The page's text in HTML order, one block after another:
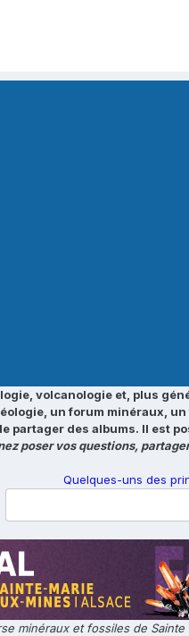
volcanologie et, plus
un forum minéraux,
des albums. Il est
poser vos questions,
Quelques-uns des
minéraux et fossiles de